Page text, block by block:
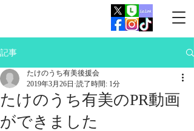
記事
たけのうち有美のPR動画
ができました
たけのうち有美後援会
2019年3月26日 読了時間: 1分